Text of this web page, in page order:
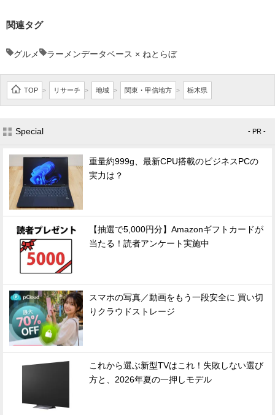
関連タグ
グルメ ラーメンデータベース × ねとらぼ
TOP > リサーチ > 地域 > 関東・甲信地方 > 栃木県
Special - PR -
重量約999g、最新CPU搭載のビジネスPCの
実力は？
【抽選で5,000円分】Amazonギフトカードが
当たる！読者アンケート実施中
スマホの写真／動画をもう一段安全に 買い切
りクラウドストレージ
これから選ぶ新型TVはこれ！失敗しない選び
方と、2026年夏の一押しモデル